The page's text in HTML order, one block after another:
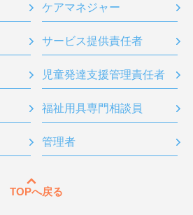
ケアマネジャー
サービス提供責任者
児童発達支援管理責任者
福祉用具専門相談員
管理者
TOPへ戻る